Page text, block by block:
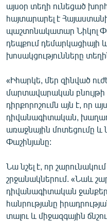
ՁԳՏԵԼՈՎ ԼԱՎԱԳՈՒՅՆԻՆ
ՓՈԴՔԱՍԹ
Հայերեն
English
Русский
ՀԵՏԵՎԵՔ ՄԵԶ
«Ազատության» բոլոր
այսօր տեղի ունեցած
հայտարարել է
պաշտոնակատար Նիկոլ
դեպքում դեմարկացիայի
խոսակցությունները
«Իհարկե, մեր զինված
մարտավարական բնույթի
դիրքորոշումն այն է, որ
դիվանագիտական,
առաջնային մոտեցումը և
Փաշինյանը:
Նա նշել է, որ
շրջանակներում. «Նաև
դիվանագիտական
հանրությանը
տալու և միջազգային